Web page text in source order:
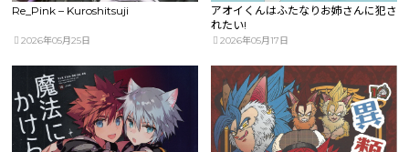
Re_Pink – Kuroshitsuji
2026年05月25日
アオイくんはふたなりお姉さんに犯さ
れたい!
2026年05月17日